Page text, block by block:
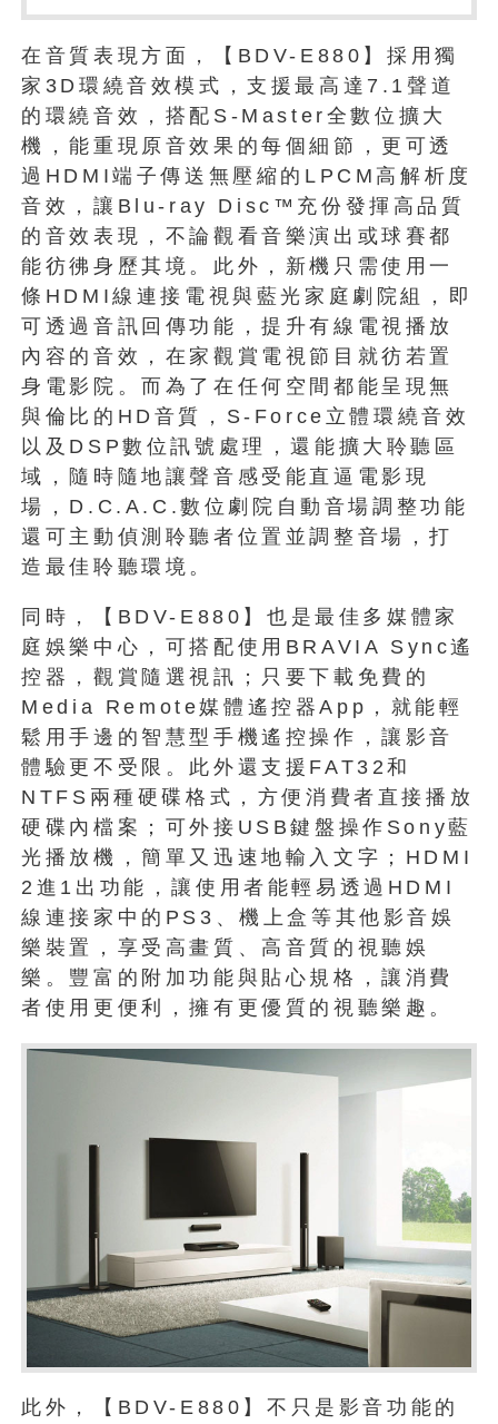
在音質表現方面，【BDV-E880】採用獨
家3D環繞音效模式，支援最高達7.1聲道
的環繞音效，搭配S-Master全數位擴大
機，能重現原音效果的每個細節，更可透
過HDMI端子傳送無壓縮的LPCM高解析度
音效，讓Blu-ray Disc™充份發揮高品質
的音效表現，不論觀看音樂演出或球賽都
能彷彿身歷其境。此外，新機只需使用一
條HDMI線連接電視與藍光家庭劇院組，即
可透過音訊回傳功能，提升有線電視播放
內容的音效，在家觀賞電視節目就彷若置
身電影院。而為了在任何空間都能呈現無
與倫比的HD音質，S-Force立體環繞音效
以及DSP數位訊號處理，還能擴大聆聽區
域，隨時隨地讓聲音感受能直逼電影現
場，D.C.A.C.數位劇院自動音場調整功能
還可主動偵測聆聽者位置並調整音場，打
造最佳聆聽環境。
同時，【BDV-E880】也是最佳多媒體家
庭娛樂中心，可搭配使用BRAVIA Sync遙
控器，觀賞隨選視訊；只要下載免費的
Media Remote媒體遙控器App，就能輕
鬆用手邊的智慧型手機遙控操作，讓影音
體驗更不受限。此外還支援FAT32和
NTFS兩種硬碟格式，方便消費者直接播放
硬碟內檔案；可外接USB鍵盤操作Sony藍
光播放機，簡單又迅速地輸入文字；HDMI
2進1出功能，讓使用者能輕易透過HDMI
線連接家中的PS3、機上盒等其他影音娛
樂裝置，享受高畫質、高音質的視聽娛
樂。豐富的附加功能與貼心規格，讓消費
者使用更便利，擁有更優質的視聽樂趣。
此外，【BDV-E880】不只是影音功能的